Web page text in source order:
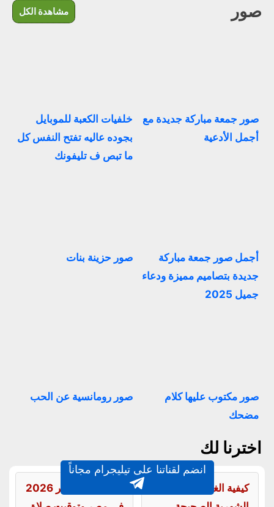
صور مشاهدة الكل
صور جمعة مباركة جديدة مع
أجمل الأدعية
خلفيات الكعبة للموبايل
بجوده عاليه تفتح النفس كل
ما تبص ف تليفونك
أجمل صور جمعة مباركة
جديدة بتصاميم مميزة ودعاء
جميل 2025
صور حزينة بنات
صور مكتوب عليها كلام
مضحك
صور رومانسية عن الحب
اخترنا لك
كيفية الغسل من الدورة
موعد عيد الفطر 2026
انضم لقناتنا على تيليجرام مجاناً